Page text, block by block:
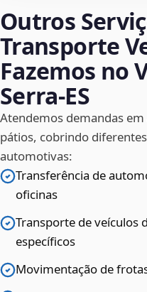
Outros
Transporte
Fazemos no
Serra‑ES
Atendemos demandas
pátios, cobrindo
automotivas:
Transferência de
oficinas
Transporte de veículos
específicos
Movimentação de